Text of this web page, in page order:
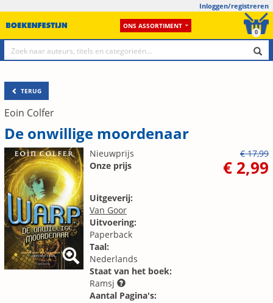
Inloggen/registreren
ONS ASSORTIMENT
0
TERUG
Eoin Colfer
De onwillige moordenaar
Nieuwprijs
€ 17,99
Onze prijs
€ 2,99
Uitgeverij:
Van Goor
Uitvoering:
Paperback
Taal:
Nederlands
Staat van het boek:
Ramsj
Aantal Pagina's: